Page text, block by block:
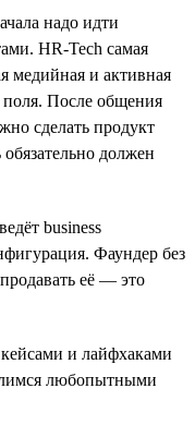
надо идти
HR-Tech самая
медийная и активная
поля. После общения
сделать продукт
должен
business
Фаундер без
её — это
и лайфхаками
любопытными